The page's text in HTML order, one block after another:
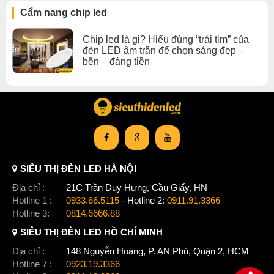
Kết luận:
CertaDrive 6W 0.15A 40V LPF I 230V là một bộ nguồn LED
hiệu quả cao, nhỏ gọn và giá cả phải chăng. Nó là lựa chọn tốt
cho các ứng dụng chiếu sáng cần tiết kiệm năng lượng và an
toàn.
Chip Led dưới 10w,Chip Led đèn led âm trần
Cẩm nang chip led
Chip led là gi? Hiểu đúng “trái tim” của
đèn LED âm trần để chọn sáng đẹp –
bền – đáng tiền
SIÊU THỊ ĐÈN LED HÀ NỘI
Địa chỉ :
21C Trần Duy Hưng, Cầu Giấy, HN
Hotline 1 :
0933.66.5115 - Hotline 2: 0911.91.3366
Hotline 3:
0814.6666.88
SIÊU THỊ ĐÈN LED HỒ CHÍ MINH
Địa chỉ :
148 Nguyễn Hoàng, P. AN Phú, Quận 2, HCM
Hotline 7 :
0923.19.3366